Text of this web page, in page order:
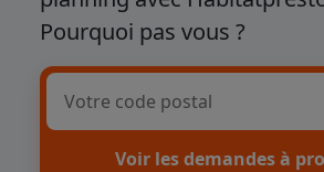
Pourquoi pas vous ?
Voir les demandes à